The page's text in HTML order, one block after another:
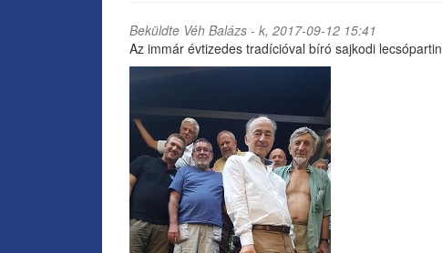
Beküldte Véh Balázs - k, 2017-09-12 15:41
Az immár évtizedes tradícióval bíró sajkodi lecsópartin